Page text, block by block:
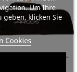
Um Ihre
klicken Sie
Cookies
Schinken-Schneide-